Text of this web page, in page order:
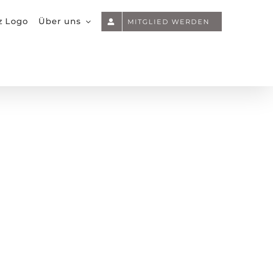
Über uns MITGLIED WERDEN